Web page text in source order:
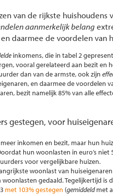
van de rijkste huishoudens
aanmerkelijk belang
daarmee de voordelen van
inkomens, die in tabel 2
vooral gerelateerd aan bezit en
dan van de armste, ook zijn
en daarmee de voordelen
bezit namelijk 85% van alle
gestegen, voor
inkomen en bezit, maar hun
hun woonlasten in euro’s niet
voor vergelijkbare huizen.
woonlast van
woonlasten gedaald. Tegelijkertijd
met 103% gestegen (gemiddeldmet